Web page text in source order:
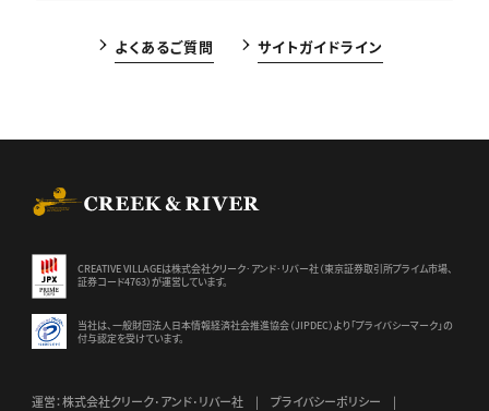
よくあるご質問 サイトガイドライン
CREATIVE VILLAGEは株式会社クリーク･アンド･リバー社（東京証券取引所プライム市場、
証券コード4763）が運営しています。
当社は、一般財団法人日本情報経済社会推進協会（JIPDEC）より 「プライバシーマーク」の
付与認定を受けています。
運営：株式会社クリーク･アンド･リバー社 プライバシーポリシー